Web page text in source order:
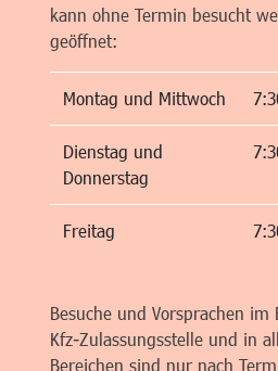
kann ohne Termin besucht
geöffnet:
Montag und Mittwoch
Dienstag und
Donnerstag
Freitag
Besuche und Vorsprachen
Kfz-Zulassungsstelle und in
Bereichen sind nur nach